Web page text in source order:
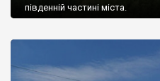
південній частині міста.